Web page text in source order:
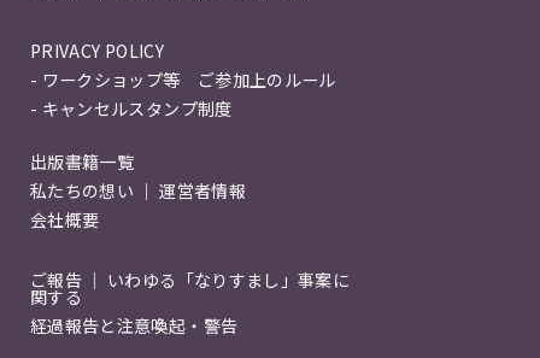
PRIVACY POLICY
- ワークショップ等 ご参加上のルール
- キャンセルスタンプ制度
出版書籍一覧
私たちの想い ｜ 運営者情報
会社概要
ご報告 ｜ いわゆる「なりすまし」事案に
関する
経過報告と注意喚起・警告